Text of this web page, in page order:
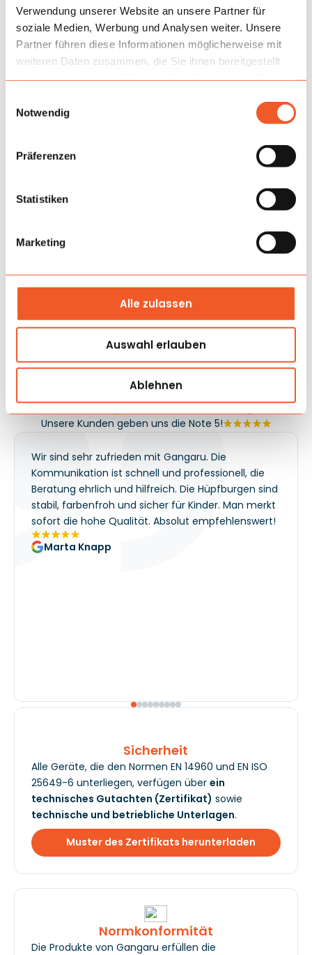
Verwendung unserer Website an unsere Partner für
soziale Medien, Werbung und Analysen weiter. Unsere
Partner führen diese Informationen möglicherweise mit
weiteren Daten zusammen, die Sie ihnen bereitgestellt
Notwendig
Präferenzen
Statistiken
Marketing
Alle zulassen
Auswahl erlauben
Ablehnen
Anwendung
von Hotels, Einkaufszentren und bei Veranstaltungen, auf
denen Kinder länger in einem Teil des Objekts bleiben
sollen. Ein solcher Aufbau erleichtert dem Betreiber die
Ordnung im Bereich und verringert die Notwendigkeit,
ständig zum Spielen zu animieren. Dadurch ist es ein
auch außerhalb der Outdoor-Saison stabile Einnahmen
Meinungenund Umsetzung
Unsere Kunden geben uns die Note 5!
Wir sind sehr zufrieden mit Gangaru. Die
Kommunikation ist schnell und professionell, die
Beratung ehrlich und hilfreich. Die Hüpfburgen sind
stabil, farbenfroh und sicher für Kinder. Man merkt
sofort die hohe Qualität. Absolut empfehlenswert!
Marta Knapp
Sicherheit
Alle Geräte, die den Normen EN 14960 und EN ISO
25649-6 unterliegen, verfügen über ein
technisches Gutachten (Zertifikat) sowie
technische und betriebliche Unterlagen.
Muster des Zertifikats herunterladen
Normkonformität
Die Produkte von Gangaru erfüllen die